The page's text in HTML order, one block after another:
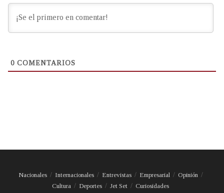
0 COMENTARIOS
Nacionales Internacionales Entrevistas Empresarial
Opinión
Cultura
Deportes Jet Set Curiosidades